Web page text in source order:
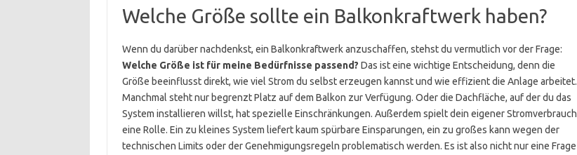
Welche Größe sollte ein Balkonkraftwerk haben?
Wenn du darüber nachdenkst, ein Balkonkraftwerk anzuschaffen, stehst du vermutlich vor der Frage:
Welche Größe ist für meine Bedürfnisse passend? Das ist eine wichtige Entscheidung, denn die
Größe beeinflusst direkt, wie viel Strom du selbst erzeugen kannst und wie effizient die Anlage arbeitet.
Manchmal steht nur begrenzt Platz auf dem Balkon zur Verfügung. Oder die Dachfläche, auf der du das
System installieren willst, hat spezielle Einschränkungen. Außerdem spielt dein eigener Stromverbrauch
eine Rolle. Ein zu kleines System liefert kaum spürbare Einsparungen, ein zu großes kann wegen der
technischen Limits oder der Genehmigungsregeln problematisch werden. Es ist also nicht nur eine Frage